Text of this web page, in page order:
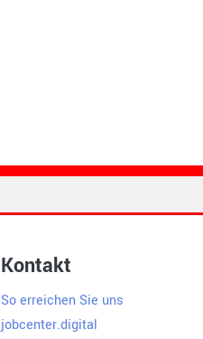
Kontakt
So erreichen Sie uns
jobcenter.digital